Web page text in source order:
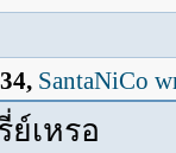
SantaNiCo
เหรอ